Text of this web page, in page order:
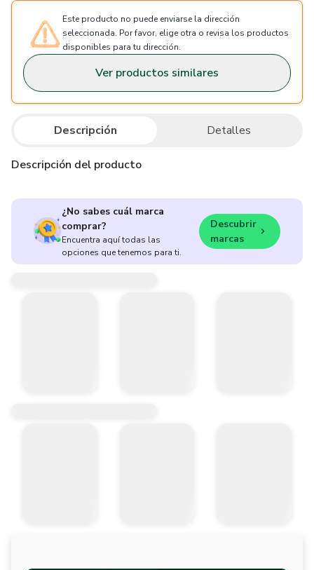
Este producto no puede enviarse la dirección
seleccionada. Por favor, elige otra o revisa los productos
disponibles para tu dirección.
Ver productos similares
Descripción Detalles
Descripción del producto
¿No sabes cuál marca
comprar?
Encuentra aquí todas las
opciones que tenemos para ti.
Descubrir
marcas